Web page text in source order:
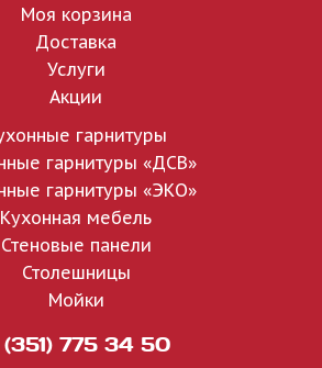
Моя корзина
Доставка
Услуги
Акции
гарнитуры
гарнитуры «ДСВ»
гарнитуры «ЭКО»
Кухонная мебель
Стеновые панели
Столешницы
Мойки
775 34 50